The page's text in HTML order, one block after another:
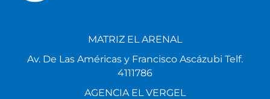
MATRIZ EL ARENAL
Av. De Las Américas y Francisco Ascázubi Telf.
4111786
AGENCIA EL VERGEL